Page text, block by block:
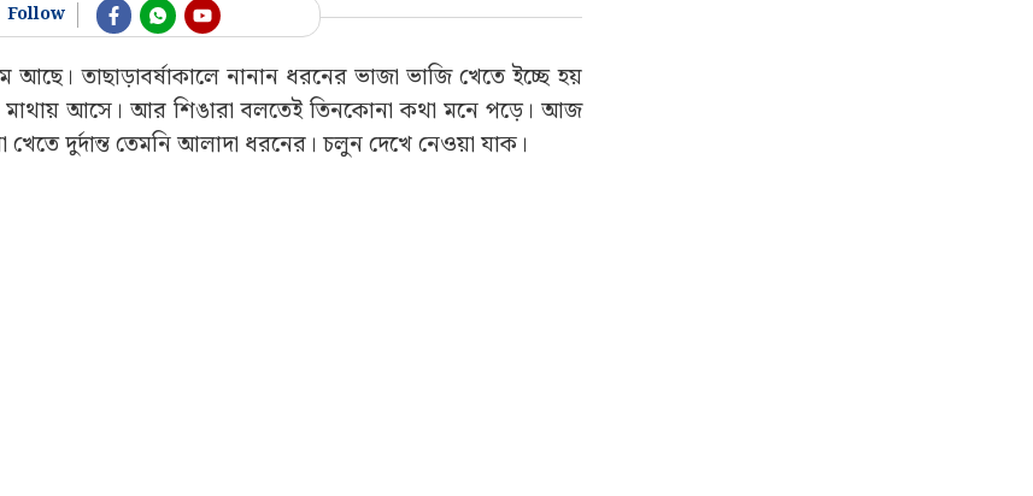
Follow
তাছাড়াবর্ষাকালে নানান ধরনের ভাজা ভাজি খেতে ইচ্ছে হয়
মাথায় আসে। আর শিঙারা বলতেই তিনকোনা কথা মনে পড়ে। আজ
দুর্দান্ত তেমনি আলাদা ধরনের। চলুন দেখে নেওয়া যাক।